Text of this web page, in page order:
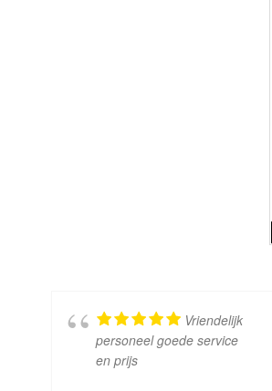
Vriendelijk
personeel goede service
en prijs